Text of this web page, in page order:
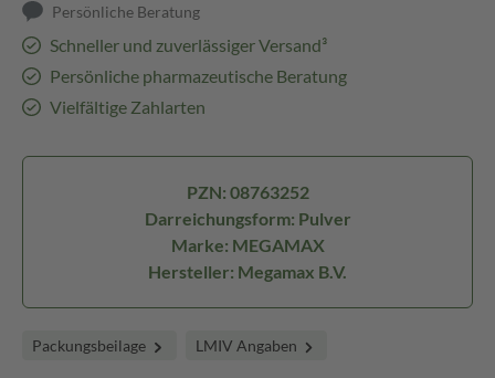
Persönliche Beratung
Schneller und zuverlässiger Versand³
Persönliche pharmazeutische Beratung
Vielfältige Zahlarten
PZN: 08763252
Darreichungsform: Pulver
Marke: MEGAMAX
Hersteller: Megamax B.V.
Packungsbeilage LMIV Angaben